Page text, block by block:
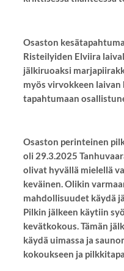
Osaston
Risteilyiden Elviira
jälkiruoaksi
myös virvokkeen
tapahtumaan
Osaston perinteinen
oli 29.3.2025
olivat hyvällä mielellä
keväinen. Olikin
mahdollisuudet käydä
Pilkin jälkeen käytiin
kevätkokous. Tämän
käydä uimassa ja
kokoukseen ja